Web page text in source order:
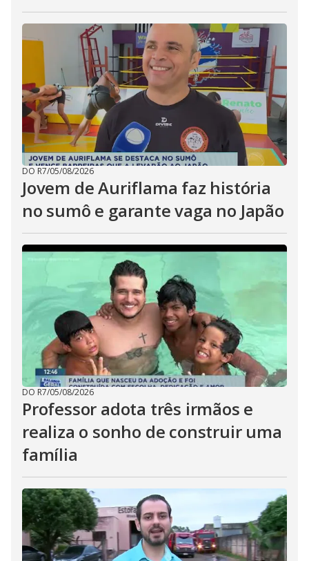
DO R7/05/08/2026
Jovem de Auriflama faz história
no sumô e garante vaga no Japão
DO R7/05/08/2026
Professor adota três irmãos e
realiza o sonho de construir uma
família